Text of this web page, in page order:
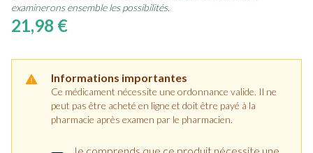
21,98 €
Informations importantes
Ce médicament nécessite une ordonnance valide. Il ne
peut pas être acheté en ligne et doit être payé à la
pharmacie après examen par le pharmacien.
examinerons ensemble les possibilités.